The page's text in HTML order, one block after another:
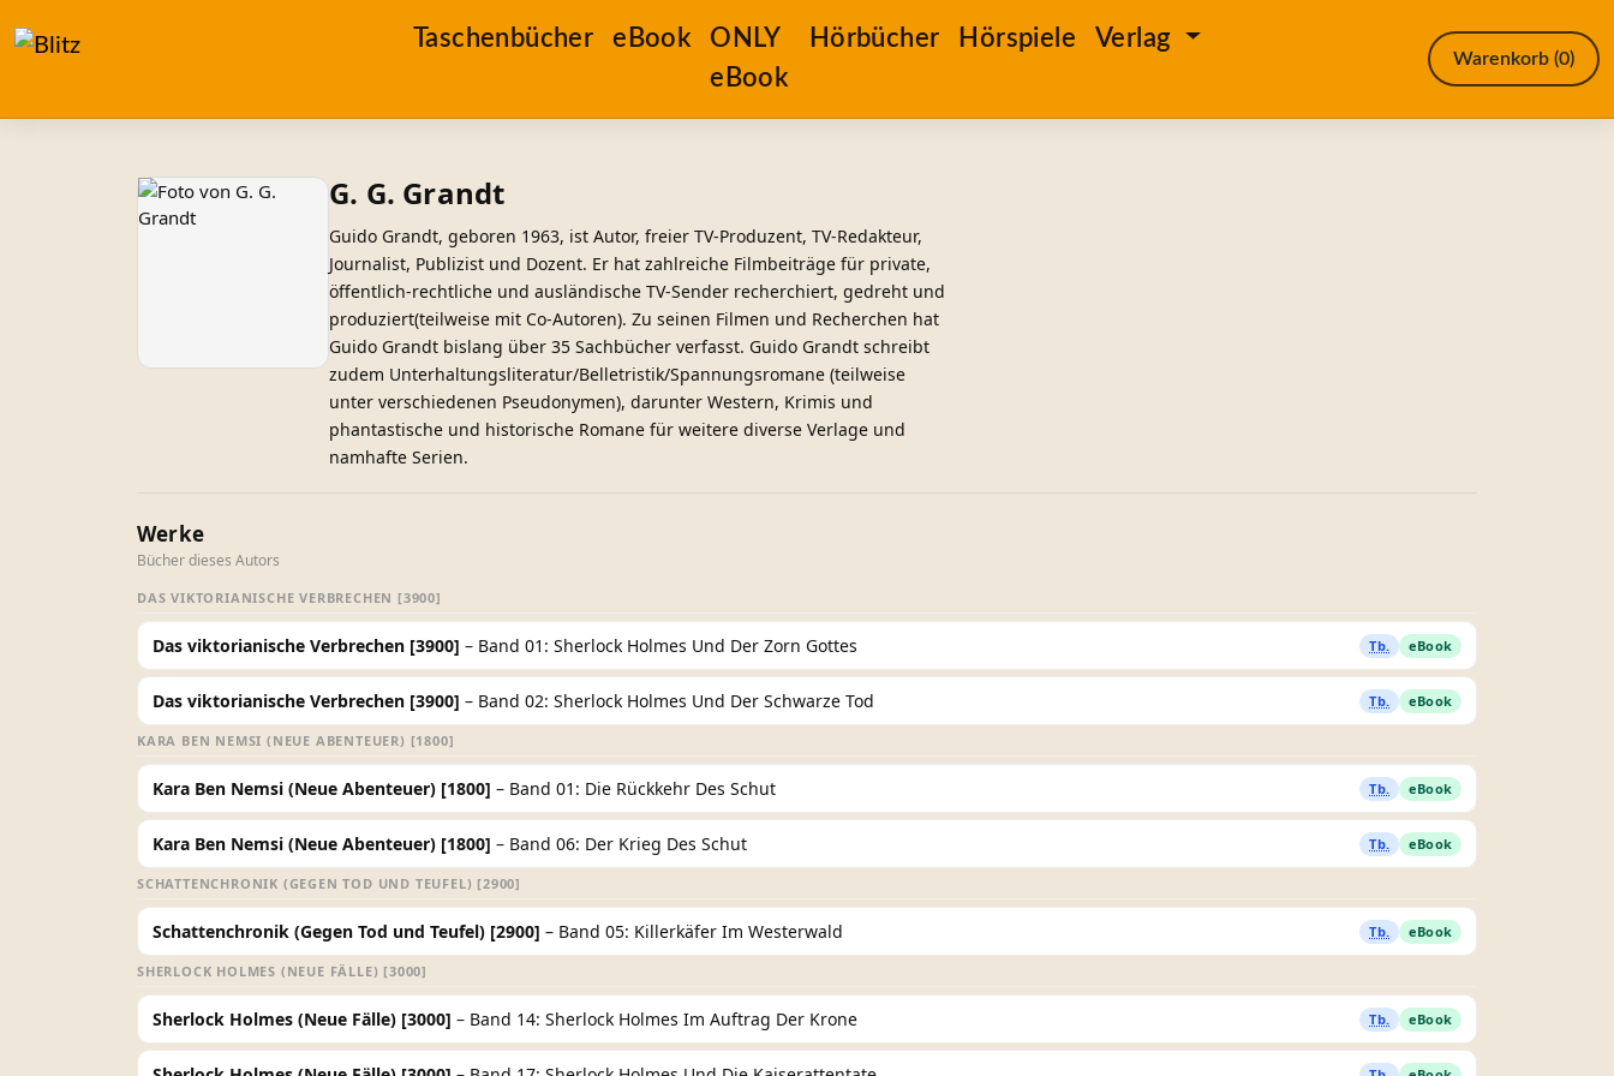
Taschenbücher eBook
ONLY
eBook
Hörbücher Hörspiele Verlag
Warenkorb (0)
G. G. Grandt
Guido Grandt, geboren 1963, ist Autor, freier TV-Produzent, TV-Redakteur,
Journalist, Publizist und Dozent. Er hat zahlreiche Filmbeiträge für private,
öffentlich-rechtliche und ausländische TV-Sender recherchiert, gedreht und
produziert(teilweise mit Co-Autoren). Zu seinen Filmen und Recherchen hat
Guido Grandt bislang über 35 Sachbücher verfasst. Guido Grandt schreibt
zudem Unterhaltungsliteratur/Belletristik/Spannungsromane (teilweise
unter verschiedenen Pseudonymen), darunter Western, Krimis und
phantastische und historische Romane für weitere diverse Verlage und
namhafte Serien.
Werke
Bücher dieses Autors
DAS VIKTORIANISCHE VERBRECHEN [3900]
Das viktorianische Verbrechen [3900] – Band 01: Sherlock Holmes Und Der Zorn Gottes Tb. eBook
Das viktorianische Verbrechen [3900] – Band 02: Sherlock Holmes Und Der Schwarze Tod Tb. eBook
KARA BEN NEMSI (NEUE ABENTEUER) [1800]
Kara Ben Nemsi (Neue Abenteuer) [1800] – Band 01: Die Rückkehr Des Schut Tb. eBook
Kara Ben Nemsi (Neue Abenteuer) [1800] – Band 06: Der Krieg Des Schut Tb. eBook
SCHATTENCHRONIK (GEGEN TOD UND TEUFEL) [2900]
Schattenchronik (Gegen Tod und Teufel) [2900] – Band 05: Killerkäfer Im Westerwald Tb. eBook
SHERLOCK HOLMES (NEUE FÄLLE) [3000]
Sherlock Holmes (Neue Fälle) [3000] – Band 14: Sherlock Holmes Im Auftrag Der Krone Tb. eBook